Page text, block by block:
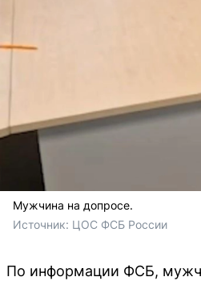
Мужчина на допросе.
Источник: ЦОС ФСБ России
По информации ФСБ,